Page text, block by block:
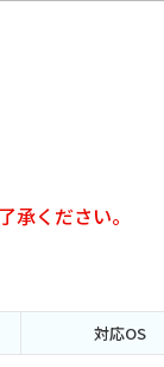
ください。
対応OS